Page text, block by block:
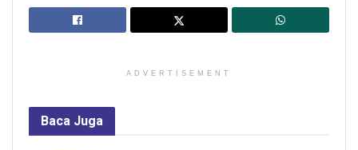
ADVERTISEMENT
Baca Juga